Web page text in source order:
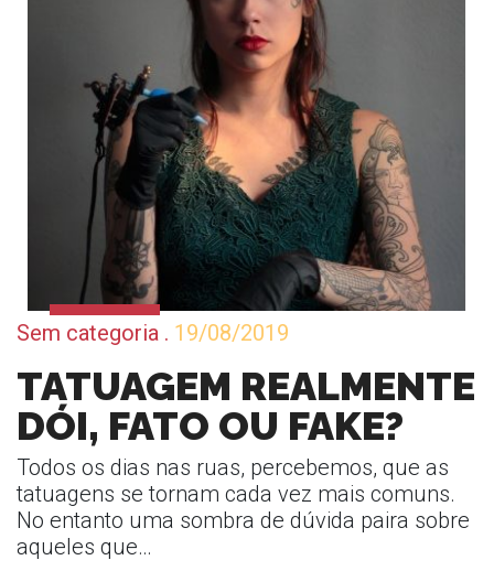
Sem categoria . 19/08/2019
TATUAGEM REALMENTE
DÓI, FATO OU FAKE?
Todos os dias nas ruas, percebemos, que as
tatuagens se tornam cada vez mais comuns.
No entanto uma sombra de dúvida paira sobre
aqueles que…